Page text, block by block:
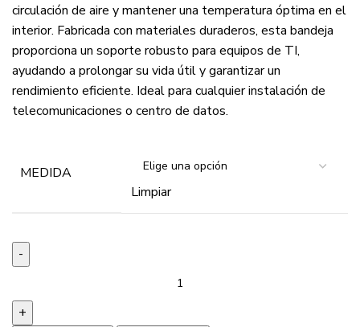
circulación de aire y mantener una temperatura óptima en el
interior. Fabricada con materiales duraderos, esta bandeja
proporciona un soporte robusto para equipos de TI,
ayudando a prolongar su vida útil y garantizar un
rendimiento eficiente. Ideal para cualquier instalación de
telecomunicaciones o centro de datos.
MEDIDA
Limpiar